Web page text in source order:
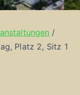
Platz 2, Sitz 1